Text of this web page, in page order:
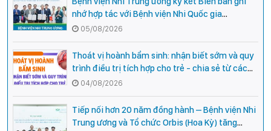
nhớ hợp tác với Bệnh viện Nhi Quốc gia
Campuchia
05/08/2026
Thoát vị hoành bẩm sinh: nhận biết sớm và quy
trình điều trị tích hợp cho trẻ - chia sẻ từ các
chuyên gia hàng đầu của Bệnh Viện Nhi Trung
ương
04/08/2026
Tiếp nối hơn 20 năm đồng hành – Bệnh viện Nhi
Trung ương và Tổ chức Orbis (Hoa Kỳ) tăng